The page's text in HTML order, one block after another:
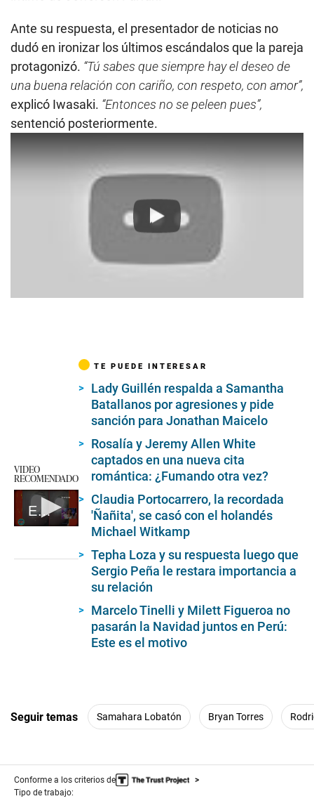
Ante su respuesta, el presentador de noticias no
dudó en ironizar los últimos escándalos que la pareja
protagonizó. “Tú sabes que siempre hay el deseo de
una buena relación con cariño, con respeto, con amor”,
explicó Iwasaki. “Entonces no se peleen pues”,
sentenció posteriormente.
Play
VIDEO
RECOMENDADO
Ethel Pozo llora de emoción en 'América hoy'
TE PUEDE INTERESAR
Lady Guillén respalda a Samantha
Batallanos por agresiones y pide
sanción para Jonathan Maicelo
Rosalía y Jeremy Allen White
captados en una nueva cita
romántica: ¿Fumando otra vez?
Claudia Portocarrero, la recordada
'Ñañita', se casó con el holandés
Michael Witkamp
Tepha Loza y su respuesta luego que
Sergio Peña le restara importancia a
su relación
Marcelo Tinelli y Milett Figueroa no
pasarán la Navidad juntos en Perú:
Este es el motivo
Seguir temas Samahara Lobatón Bryan Torres
Conforme a los criterios de
Tipo de trabajo: